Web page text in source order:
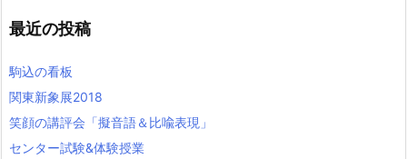
最近の投稿
駒込の看板
関東新象展2018
笑顔の講評会「擬音語＆比喩表現」
センター試験&体験授業